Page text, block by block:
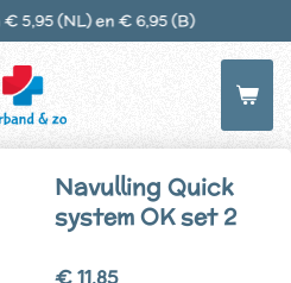
5,95 (NL) en € 6,95 (B)
Navulling Quick
system OK set 2